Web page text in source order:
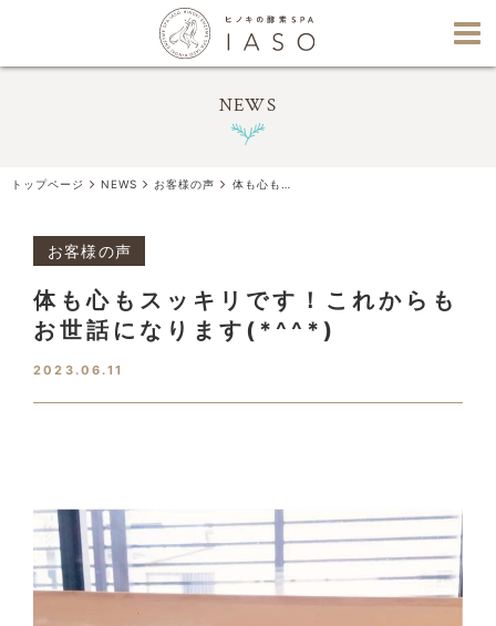
NEWS
トップページ NEWS お客様の声
お客様の声
体も心もスッキリです！これからも
お世話になります(*^^*)
2023.06.11